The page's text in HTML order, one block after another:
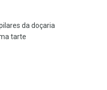
da doçaria
tarte